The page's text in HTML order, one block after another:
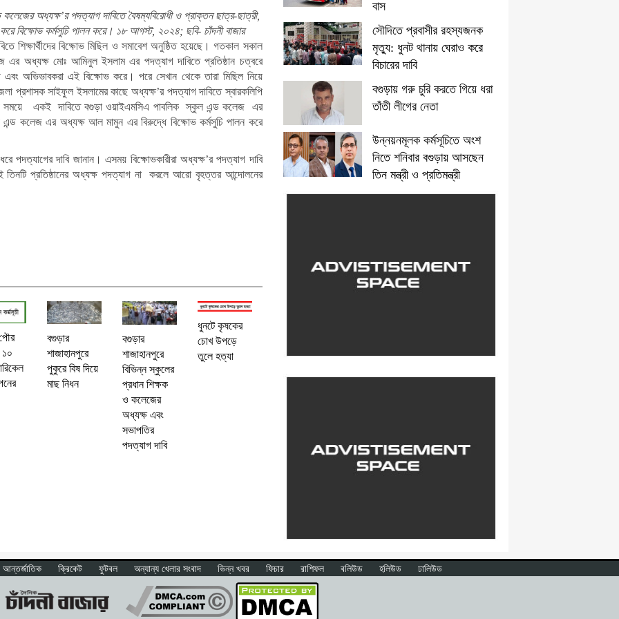
ও সাংবাদিক ইউনিয়নের আলোচনা সভা
ছিন্নমূল মানুষের মাঝে খাবার বিতরণ
অভিযোগে আটক ৬
ভাইরাল
ডা. বিটু
আদালতে ডিম নিক্ষেপ
শেষ হয়নি, হতাশ পরিবার
অব্যাহতির সুপারিশ
স্ত্রী—থানায় অভিযোগ
অধ্যক্ষ’র পদত্যাগ দাবিতে বৈষম্যবিরোধী ও প্রাক্তন ছাত্র-ছাত্রী,
করে বিক্ষোভ কর্মসুচি পালন করে। ১৮ আগস্ট, ২০২৪; ছবি- চাঁদনী বাজার
শিক্ষার্থীদের বিক্ষোভ মিছিল ও সমাবেশ অনুষ্ঠিত হয়েছে। গতকাল সকাল
এর অধ্যক্ষ মোঃ আমিনুল ইসলাম এর পদত্যাগ দাবিতে প্রতিষ্ঠান চত্বরে
এবং অভিভাবকরা এই বিক্ষোভ করে। পরে সেখান থেকে তারা মিছিল নিয়ে
প্রশাসক সাইফুল ইসলামের কাছে অধ্যক্ষ’র পদত্যাগ দাবিতে স্বারকলিপি
সময়ে একই দাবিতে বগুড়া ওয়াইএমসিএ পাবলিক স্কুল এন্ড কলেজ এর
এন্ড কলেজ এর অধ্যক্ষ আল মামুন এর বিরুদ্ধে বিক্ষোভ কর্মসুচি পালন করে
পদত্যাগের দাবি জানান। এসময় বিক্ষোভকারীরা অধ্যক্ষ’র পদত্যাগ দাবি
তিনটি প্রতিষ্ঠানের অধ্যক্ষ পদত্যাগ না করলে আরো বৃহত্তর আন্দোলনের
১০
বগুড়ার
শাজাহানপুরে
পুকুরে বিষ দিয়ে
মাছ নিধন
বগুড়ার
শাজাহানপুরে
বিভিন্ন স্কুলের
প্রধান শিক্ষক
ও কলেজের
অধ্যক্ষ এবং
সভাপতির
পদত্যাগ দাবি
ধুনটে কৃষকের
চোখ উপড়ে
তুলে হত্যা
বাস
সৌদিতে প্রবাসীর রহস্যজনক
মৃত্যু: ধুনট থানায় ঘেরাও করে
বিচারের দাবি
বগুড়ায় গরু চুরি করতে গিয়ে ধরা
তাঁতী লীগের নেতা
উন্নয়নমূলক কর্মসূচিতে অংশ
নিতে শনিবার বগুড়ায় আসছেন
তিন মন্ত্রী ও প্রতিমন্ত্রী
আন্তর্জাতিক ক্রিকেট ফুটবল অন্যান্য খেলার সংবাদ ভিন্ন খবর ফিচার রাশিফল বলিউড হলিউড ঢালিউড